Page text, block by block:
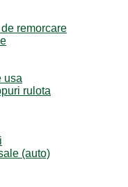
remorcare
usa
rulota
(auto)